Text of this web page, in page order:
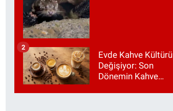
Evde Kahve Kültürü
Değişiyor: Son
Dönemin Kahve
2